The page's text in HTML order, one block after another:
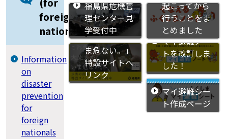
foreign
nationals)
Information
on
disaster
prevention
for
foreign
nationals
福島県危機管
理センター見
学受付中
起こってから
行うことをま
とめました
「これまでの
大丈夫が、い
ま危ない。」
特設サイトへ
リンク
マイ避難ノー
トを改訂しま
した！
マイ避難シー
ト作成ページ